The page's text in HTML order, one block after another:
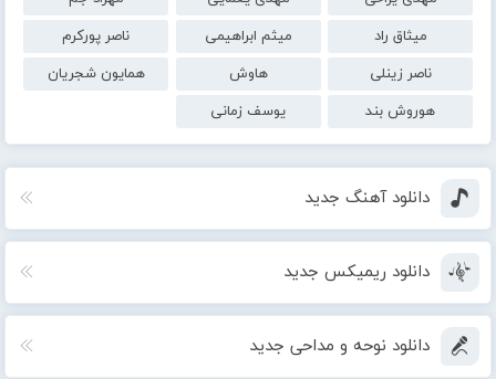
میثاق راد
میثم ابراهیمی
ناصر پورکرم
ناصر زینلی
هاوش
همایون شجریان
هوروش بند
یوسف زمانی
دانلود آهنگ جدید
دانلود ریمیکس جدید
دانلود نوحه و مداحی جدید